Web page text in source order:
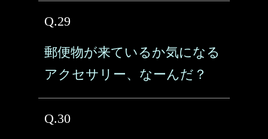
Q.29
郵便物が来ているか気になる
アクセサリー、なーんだ？
Q.30